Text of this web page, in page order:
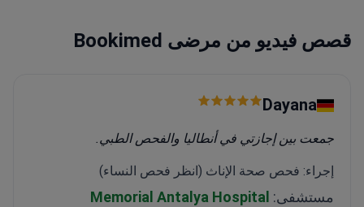
قصص فيديو من مرضى Bookimed
Dayana
جمعت بين إجازتي في أنطاليا والفحص الطبي.
إجراء: فحص صحة الإناث (انظر فحص النساء)
مستشفى: Memorial Antalya Hospital